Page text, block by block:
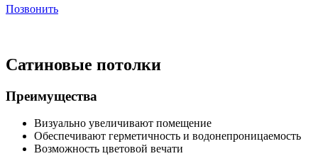
Позвонить
Сатиновые потолки
Преимущества
Визуально увеличивают помещение
Обеспечивают герметичность и водонепроницаемость
Возможность цветовой вечати